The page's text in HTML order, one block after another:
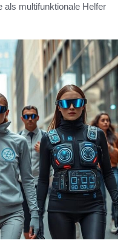
als multifunktionale Helfer